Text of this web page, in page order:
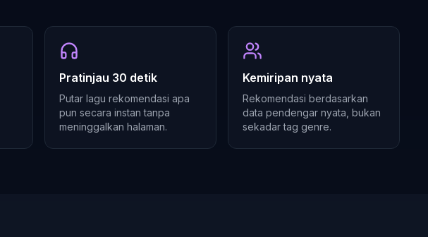
Pratinjau 30 detik
Putar lagu rekomendasi apa
pun secara instan tanpa
meninggalkan halaman.
Kemiripan nyata
Rekomendasi berdasarkan
data pendengar nyata, bukan
sekadar tag genre.